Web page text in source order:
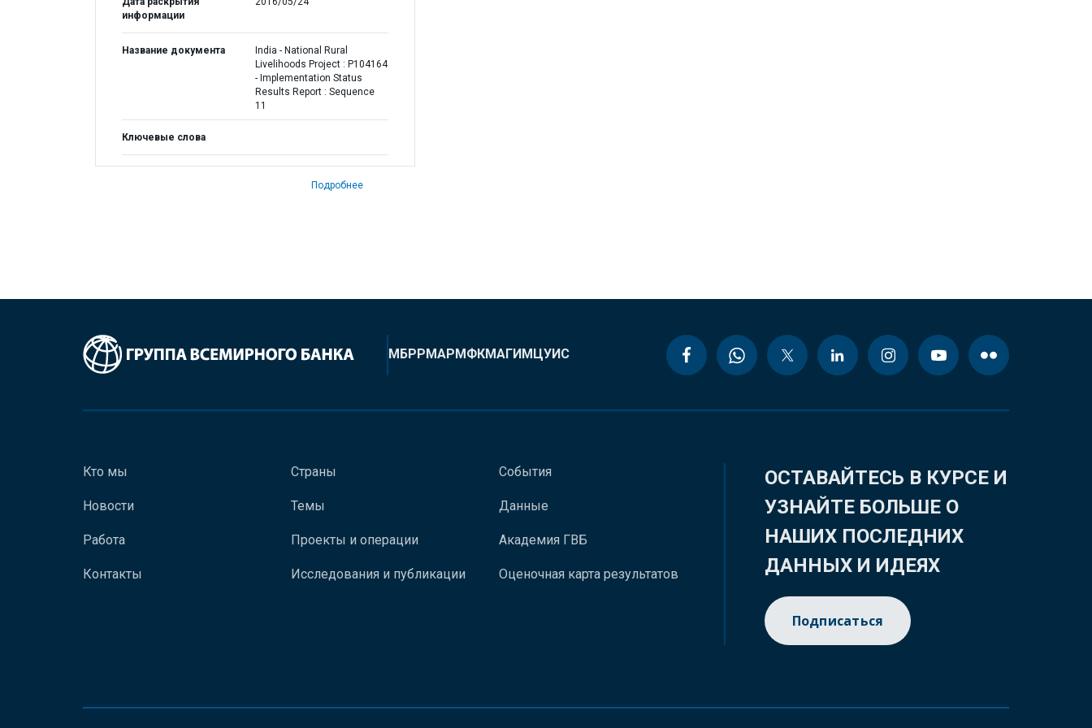
информации
Название документа
India - National Rural
Livelihoods Project : P104164
- Implementation Status
Results Report : Sequence
11
Ключевые слова
Подробнее
МБРРМАРМФКМАГИМЦУИС
Кто мы
Новости
Работа
Контакты
Страны
Темы
Проекты и операции
Исследования и публикации
События
Данные
Академия ГВБ
Оценочная карта результатов
ОСТАВАЙТЕСЬ В КУРСЕ И
УЗНАЙТЕ БОЛЬШЕ О
НАШИХ ПОСЛЕДНИХ
ДАННЫХ И ИДЕЯХ
Подписаться